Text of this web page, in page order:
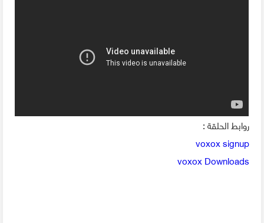
روابط الحلقة :
voxox signup
voxox Downloads